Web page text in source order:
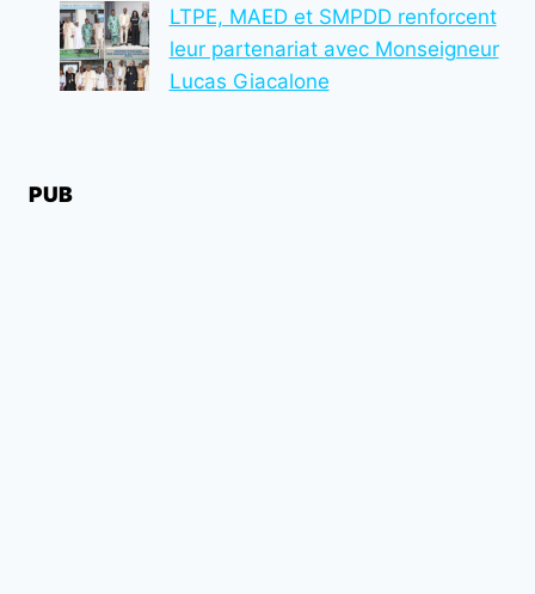
LTPE, MAED et SMPDD renforcent
leur partenariat avec Monseigneur
Lucas Giacalone
PUB